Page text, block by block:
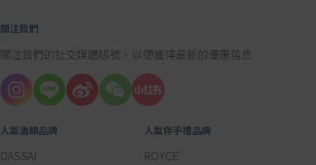
關注我們
關注我們的社交媒體賬號，以便獲得最新的優惠信息
人氣酒類品牌
DASSAI
人氣伴手禮品牌
ROYCE'